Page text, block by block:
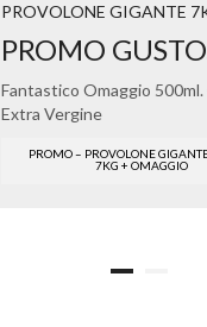
PROVOLONE GIGANTE
PROMO
Fantastico Omaggio 500ml.
Extra Vergine
PROMO – PROVOLONE
7KG + OMAGGIO